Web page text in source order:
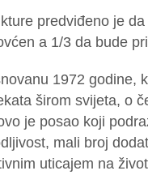
predviđeno je
a 1/3 da bude
1972 godine,
širom svijeta, o
je posao koji
mali broj
uticajem na